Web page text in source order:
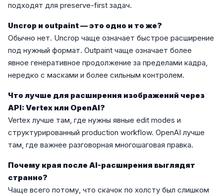
подходят для preserve-first задач.
Uncrop и outpaint — это одно и то же?
Обычно нет. Uncrop чаще означает быстрое расширение
под нужный формат. Outpaint чаще означает более
явное генеративное продолжение за пределами кадра,
нередко с масками и более сильным контролем.
Что лучше для расширения изображений через
API: Vertex или OpenAI?
Vertex лучше там, где нужны явные edit modes и
структурированный production workflow. OpenAI лучше
там, где важнее разговорная многошаговая правка.
Почему края после AI-расширения выглядят
странно?
Чаще всего потому, что скачок по холсту был слишком